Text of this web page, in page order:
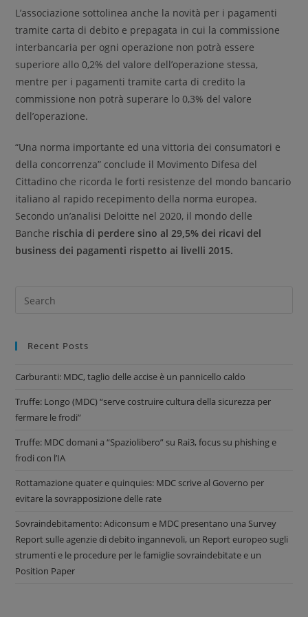
L’associazione sottolinea anche la novità per i pagamenti
tramite carta di debito e prepagata in cui la commissione
interbancaria per ogni operazione non potrà essere
superiore allo 0,2% del valore dell’operazione stessa,
mentre per i pagamenti tramite carta di credito la
commissione non potrà superare lo 0,3% del valore
dell’operazione.
“Una norma importante ed una vittoria dei consumatori e
della concorrenza” conclude il Movimento Difesa del
Cittadino che ricorda le forti resistenze del mondo bancario
italiano al rapido recepimento della norma europea.
Secondo un’analisi Deloitte nel 2020, il mondo delle
Banche rischia di perdere sino al 29,5% dei ricavi del
business dei pagamenti rispetto ai livelli 2015.
Recent Posts
Carburanti: MDC, taglio delle accise è un pannicello caldo
Truffe: Longo (MDC) “serve costruire cultura della sicurezza per
fermare le frodi”
Truffe: MDC domani a “Spaziolibero” su Rai3, focus su phishing e
frodi con l’IA
Rottamazione quater e quinquies: MDC scrive al Governo per
evitare la sovrapposizione delle rate
Sovraindebitamento: Adiconsum e MDC presentano una Survey
Report sulle agenzie di debito ingannevoli, un Report europeo sugli
strumenti e le procedure per le famiglie sovraindebitate e un
Position Paper